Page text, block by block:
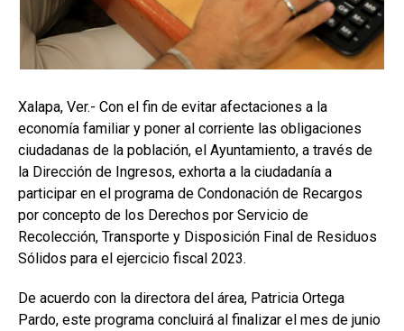
Xalapa, Ver.- Con el fin de evitar afectaciones a la
economía familiar y poner al corriente las obligaciones
ciudadanas de la población, el Ayuntamiento, a través de
la Dirección de Ingresos, exhorta a la ciudadanía a
participar en el programa de Condonación de Recargos
por concepto de los Derechos por Servicio de
Recolección, Transporte y Disposición Final de Residuos
Sólidos para el ejercicio fiscal 2023.
De acuerdo con la directora del área, Patricia Ortega
Pardo, este programa concluirá al finalizar el mes de junio